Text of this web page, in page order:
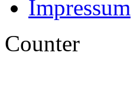
Impressum
Counter